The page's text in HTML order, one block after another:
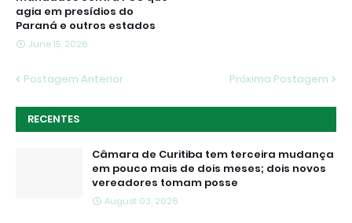
agia em presídios do
Paraná e outros estados
June 15, 2026
Postagem Anterior Próxima Postagem
RECENTES
Câmara de Curitiba tem terceira mudança
em pouco mais de dois meses; dois novos
vereadores tomam posse
August 03, 2026